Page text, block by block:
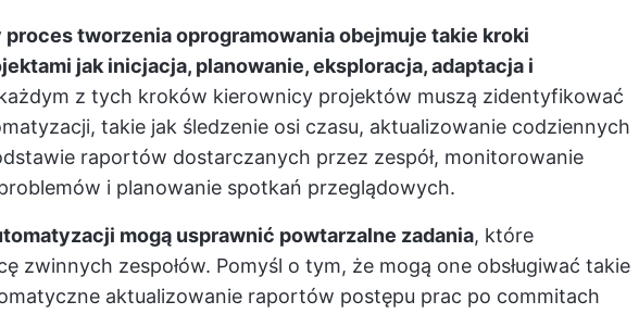
tworzenia oprogramowania obejmuje takie kroki
jak inicjacja, planowanie, eksploracja, adaptacja i
z tych kroków kierownicy projektów muszą zidentyfikować
takie jak śledzenie osi czasu, aktualizowanie codziennych
raportów dostarczanych przez zespół, monitorowanie
i planowanie spotkań przeglądowych.
mogą usprawnić powtarzalne zadania, które
zwinnych zespołów. Pomyśl o tym, że mogą one obsługiwać takie
aktualizowanie raportów postępu prac po commitach